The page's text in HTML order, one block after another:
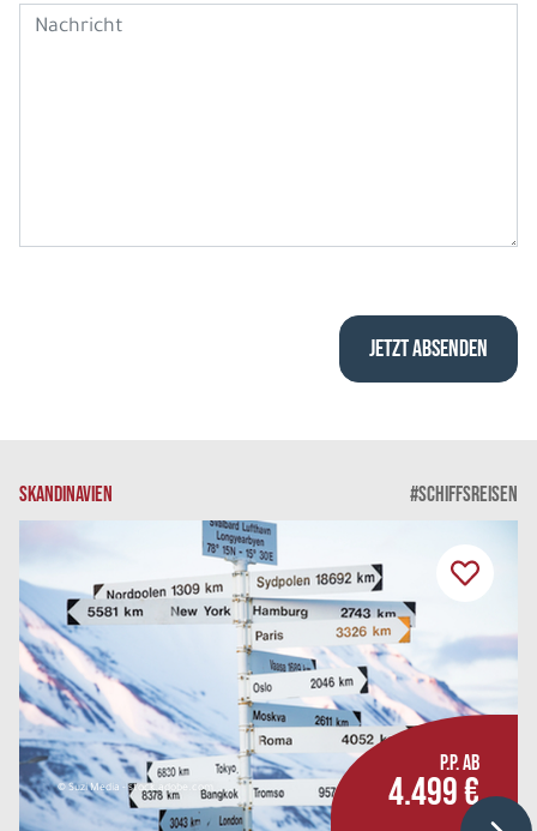
SKANDINAVIEN #SCHIFFSREISEN
© Suzi Media - stock.adobe.com
P.P. AB
4.499 €